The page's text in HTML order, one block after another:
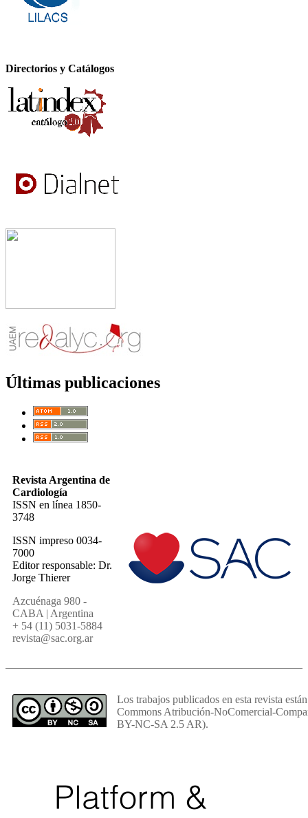
Directorios y Catálogos
Últimas publicaciones
Revista Argentina de
Cardiología
ISSN en línea 1850-
3748
ISSN impreso 0034-
7000
Editor responsable: Dr.
Jorge Thierer
Azcuénaga 980 -
CABA | Argentina
+ 54 (11) 5031-5884
revista@sac.org.ar
Los trabajos publicados en esta revista
Commons Atribución-NoComercial-
BY-NC-SA 2.5 AR).